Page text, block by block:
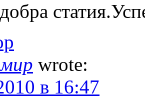
wrote:
в 16:47